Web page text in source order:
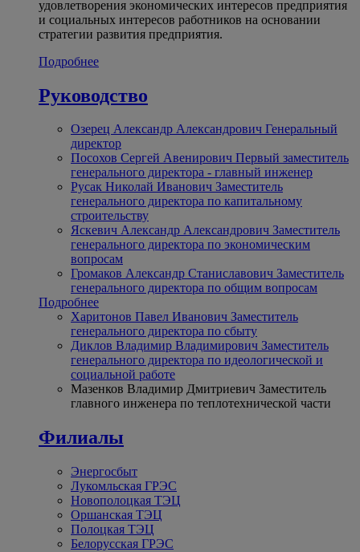
удовлетворения экономических интересов предприятия
и социальных интересов работников на основании
стратегии развития предприятия.
Подробнее
Руководство
Озерец Александр Александрович Генеральный
директор
Посохов Сергей Авенирович Первый заместитель
генерального директора - главный инженер
Русак Николай Иванович Заместитель
генерального директора по капитальному
строительству
Яскевич Александр Александрович Заместитель
генерального директора по экономическим
вопросам
Громаков Александр Станиславович Заместитель
генерального директора по общим вопросам
Подробнее
Харитонов Павел Иванович Заместитель
генерального директора по сбыту
Диклов Владимир Владимирович Заместитель
генерального директора по идеологической и
социальной работе
Мазенков Владимир Дмитриевич Заместитель
главного инженера по теплотехнической части
Филиалы
Энергосбыт
Лукомльская ГРЭС
Новополоцкая ТЭЦ
Оршанская ТЭЦ
Полоцкая ТЭЦ
Белорусская ГРЭС